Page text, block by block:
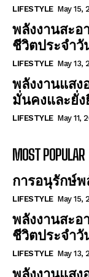
LIFESTYLE May 15,
พลังงานสะอ
ชีวิตประจำวั
LIFESTYLE May 13,
พลังงานแส
มั่นคงและยั่
LIFESTYLE May 11,
MOST POPULAR
การอนุรักษ์พ
LIFESTYLE May 15,
พลังงานสะอ
ชีวิตประจำวั
LIFESTYLE May 13,